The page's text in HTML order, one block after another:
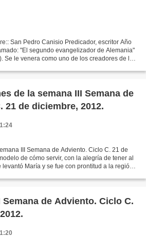
San Pedro Canisio Predicador, escritor Año
"El segundo evangelizador de Alemania"
Se le venera como uno de los creadores de la
de la semana III Semana de
21 de diciembre, 2012.
III Semana de Adviento. Ciclo C. 21 de
de cómo servir, con la alegría de tener al
María y se fue con prontitud a la región
de Adviento. Ciclo C.